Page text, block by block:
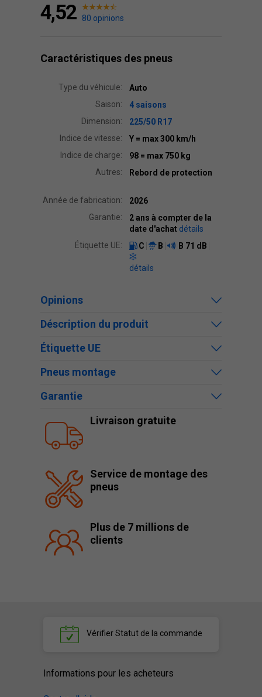
4,52 80 opinions
Caractéristiques des pneus
Type du véhicule:
Auto
Saison:
4 saisons
Dimension:
225/50 R17
Indice de vitesse:
Y = max 300 km/h
Indice de charge:
98 = max 750 kg
Autres:
Rebord de protection
Année de fabrication:
2026
Garantie:
2 ans à compter de la
date d'achat détails
Étiquette UE:
C B B 71 dB
détails
Opinions
Déscription du produit
Étiquette UE
Pneus montage
Garantie
Livraison gratuite
Service de montage des
pneus
Plus de 7 millions de
clients
VérifierStatut de la commande
Informations pour les acheteurs